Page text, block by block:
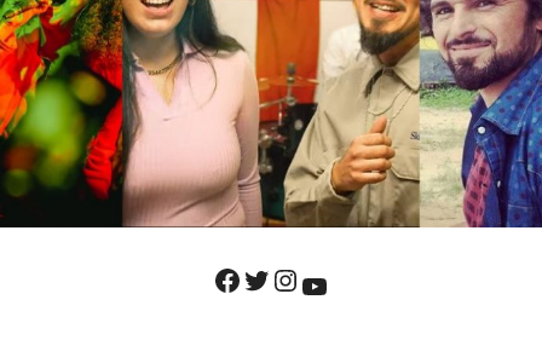
Facebook Twitter Instagram YouTube